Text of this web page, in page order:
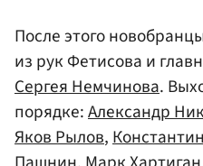
После этого
из рук Фетисова и
Сергея Немчинова.
порядке:Александр
Яков Рылов,